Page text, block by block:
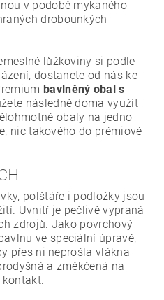
v podobě mykaného
drobounkých
lůžkoviny si podle
dostanete od nás ke
bavlněný obal s
následně doma využít
obaly na jedno
nic takového do prémiové
polštáře i podložky jsou
Uvnitř je pečlivě vypraná
zdrojů. Jako povrchový
ve speciální úpravě,
přes ni neprošla vlákna
a změkčená na